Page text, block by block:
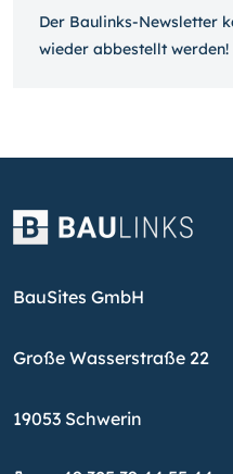
Der Baulinks-Newsletter
wieder ab­bestellt werden!
BauSites GmbH
Große Wasserstraße 22
19053 Schwerin